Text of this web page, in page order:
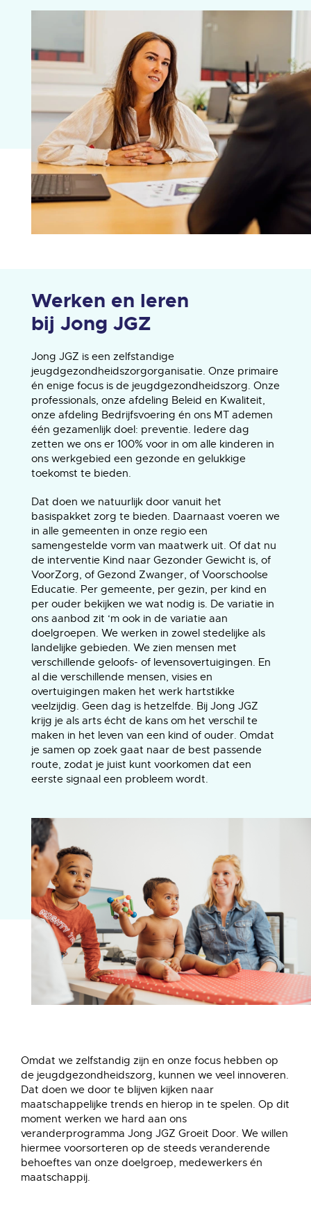
Werken en leren
bij Jong JGZ
Jong JGZ is een zelfstandige
jeugdgezondheidszorgorganisatie. Onze primaire
én enige focus is de jeugdgezondheidszorg. Onze
professionals, onze afdeling Beleid en Kwaliteit,
onze afdeling Bedrijfsvoering én ons MT ademen
één gezamenlijk doel: preventie. Iedere dag
zetten we ons er 100% voor in om alle kinderen in
ons werkgebied een gezonde en gelukkige
toekomst te bieden.
Dat doen we natuurlijk door vanuit het
basispakket zorg te bieden. Daarnaast voeren we
in alle gemeenten in onze regio een
samengestelde vorm van maatwerk uit. Of dat nu
de interventie Kind naar Gezonder Gewicht is, of
VoorZorg, of Gezond Zwanger, of Voorschoolse
Educatie. Per gemeente, per gezin, per kind en
per ouder bekijken we wat nodig is. De variatie in
ons aanbod zit ‘m ook in de variatie aan
doelgroepen. We werken in zowel stedelijke als
landelijke gebieden. We zien mensen met
verschillende geloofs- of levensovertuigingen. En
al die verschillende mensen, visies en
overtuigingen maken het werk hartstikke
veelzijdig. Geen dag is hetzelfde. Bij Jong JGZ
krijg je als arts écht de kans om het verschil te
maken in het leven van een kind of ouder. Omdat
je samen op zoek gaat naar de best passende
route, zodat je juist kunt voorkomen dat een
eerste signaal een probleem wordt.
Omdat we zelfstandig zijn en onze focus hebben op
de jeugdgezondheidszorg, kunnen we veel innoveren.
Dat doen we door te blijven kijken naar
maatschappelijke trends en hierop in te spelen. Op dit
moment werken we hard aan ons
veranderprogramma Jong JGZ Groeit Door. We willen
hiermee voorsorteren op de steeds veranderende
behoeftes van onze doelgroep, medewerkers én
maatschappij.